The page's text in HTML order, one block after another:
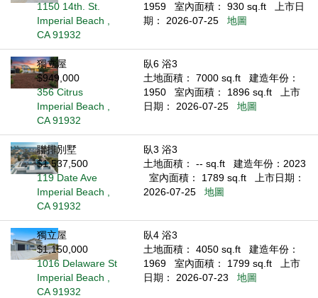
1150 14th. St.
Imperial Beach ,
CA 91932
1959
室內面積： 930 sq.ft
上市日
期： 2026-07-25
地圖
獨立屋
$949,000
356 Citrus
Imperial Beach ,
CA 91932
臥6 浴3
土地面積： 7000 sq.ft
建造年份：
1950
室內面積： 1896 sq.ft
上市
日期： 2026-07-25
地圖
聯排別墅
$1,537,500
119 Date Ave
Imperial Beach ,
CA 91932
臥3 浴3
土地面積： -- sq.ft
建造年份：2023
室內面積： 1789 sq.ft
上市日期：
2026-07-25
地圖
獨立屋
$1,150,000
1016 Delaware St
Imperial Beach ,
CA 91932
臥4 浴3
土地面積： 4050 sq.ft
建造年份：
1969
室內面積： 1799 sq.ft
上市
日期： 2026-07-23
地圖